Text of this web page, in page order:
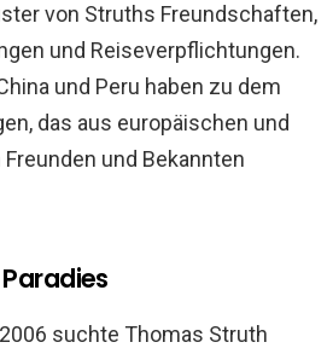
von Struths Freundschaften,
und Reiseverpflichtungen.
und Peru haben zu dem
das aus europäischen und
und Bekannten
suchte Thomas Struth